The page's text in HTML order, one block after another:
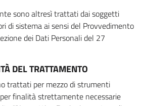
sono altresì trattati dai soggetti
di sistema ai sensi del Provvedimento
dei Dati Personali del 27
DEL TRATTAMENTO
trattati per mezzo di strumenti
finalità strettamente necessarie